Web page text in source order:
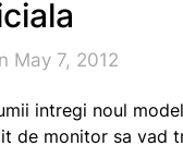
May 7, 2012
intregi noul
de monitor sa vad